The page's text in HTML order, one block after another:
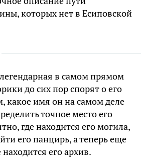
которых нет в Есиповской
в самом прямом
до сих пор спорят о его
какое имя он на самом деле
точное место его
где находится его могила,
его панцирь, а теперь еще
его архив.